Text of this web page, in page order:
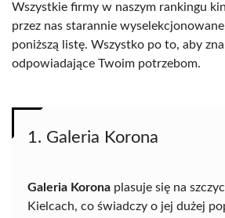
Wszystkie firmy w naszym rankingu
przez nas starannie
poniższą listę. Wszystko po to, aby
odpowiadające Twoim potrzebom.
1. Galeria Korona
Galeria Korona plasuje się na
Kielcach, co świadczy o jej dużej